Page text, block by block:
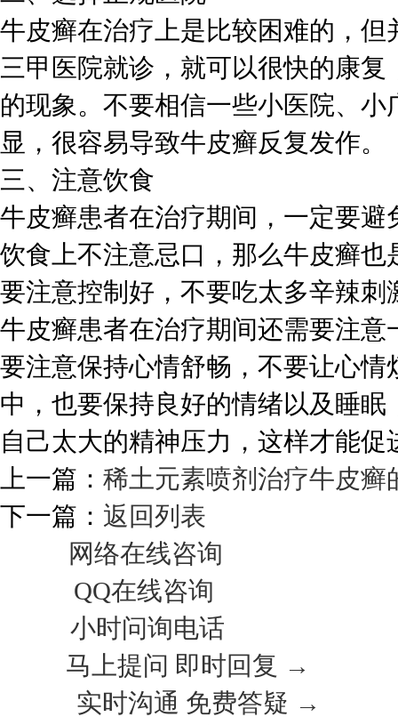
牛皮癣在治疗上是比较困难的，
三甲医院就诊，就可以很快的康复
的现象。不要相信一些小医院、
显，很容易导致牛皮癣反复发作。
三、注意饮食
牛皮癣患者在治疗期间，一定要
饮食上不注意忌口，那么牛皮癣
要注意控制好，不要吃太多辛辣刺
牛皮癣患者在治疗期间还需要注
要注意保持心情舒畅，不要让心
中，也要保持良好的情绪以及睡
自己太大的精神压力，这样才能
上一篇： 稀土元素喷剂治疗牛皮
下一篇： 返回列表
网络在线咨询
QQ在线咨询
小时问询电话
马上提问 即时回复 →
实时沟通 免费答疑 →